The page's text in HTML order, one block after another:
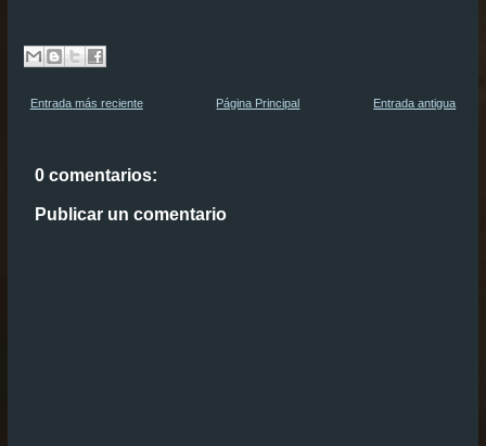
Entrada más reciente Entrada antigua
Página Principal
0 comentarios:
Publicar un comentario